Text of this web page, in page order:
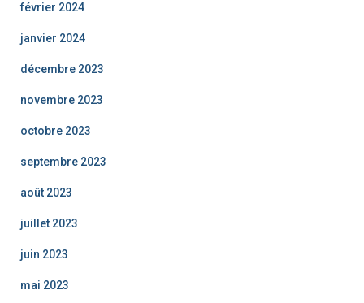
février 2024
janvier 2024
décembre 2023
novembre 2023
octobre 2023
septembre 2023
août 2023
juillet 2023
juin 2023
mai 2023